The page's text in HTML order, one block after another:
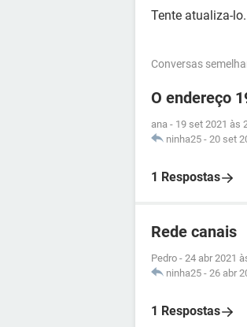
Tente atualiza-lo.
Conversas
O endereço
ana - 19 set 2021 às
ninha25 - 20 set
1 Respostas
Rede canais
Pedro - 24 abr 2021
ninha25 - 26 abr
1 Respostas